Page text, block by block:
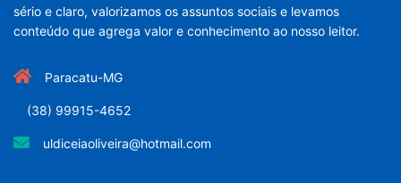
sério e claro, valorizamos os assuntos sociais e levamos
conteúdo que agrega valor e conhecimento ao nosso leitor.
Paracatu-MG
(38) 99915-4652
uldiceiaoliveira@hotmail.com